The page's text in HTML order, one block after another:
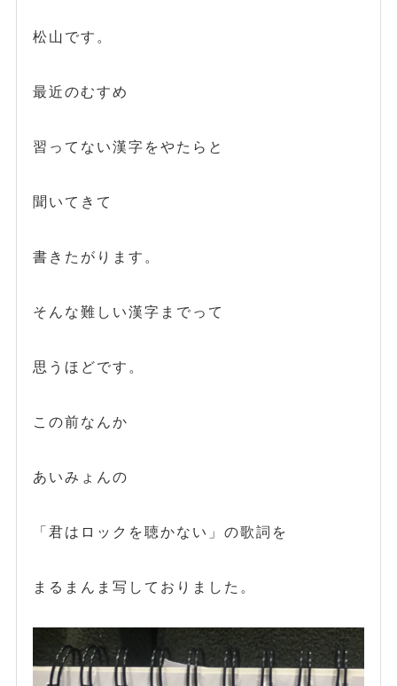
松山です。
最近のむすめ
習ってない漢字をやたらと
聞いてきて
書きたがります。
そんな難しい漢字までって
思うほどです。
この前なんか
あいみょんの
「君はロックを聴かない」の歌詞を
まるまんま写しておりました。